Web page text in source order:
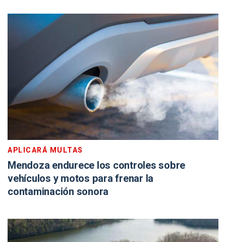
APLICARÁ MULTAS
Mendoza endurece los controles sobre
vehículos y motos para frenar la
contaminación sonora